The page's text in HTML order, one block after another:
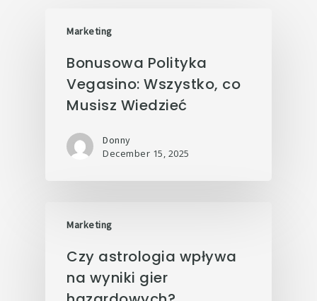
Marketing
Bonusowa Polityka
Vegasino: Wszystko, co
Musisz Wiedzieć
Donny
December 15, 2025
Marketing
Czy astrologia wpływa
na wyniki gier